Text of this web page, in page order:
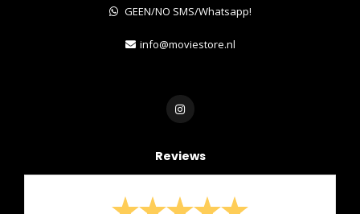
GEEN/NO SMS/Whatsapp!
info@moviestore.nl
Reviews